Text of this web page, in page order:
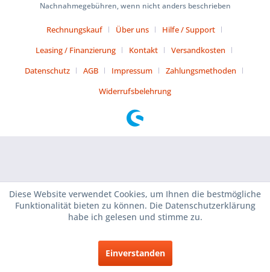
Nachnahmegebühren, wenn nicht anders beschrieben
Rechnungskauf Über uns
Hilfe / Support
Leasing / Finanzierung
Kontakt
Versandkosten
Datenschutz
AGB Impressum
Zahlungsmethoden
Widerrufsbelehrung
Diese Website verwendet Cookies, um Ihnen die bestmögliche
Funktionalität bieten zu können. Die Datenschutzerklärung
habe ich gelesen und stimme zu.
Einverstanden